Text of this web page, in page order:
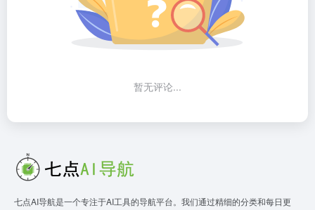
暂无评论...
七点AI导航是一个专注于AI工具的导航平台。我们通过精细的分类和每日更